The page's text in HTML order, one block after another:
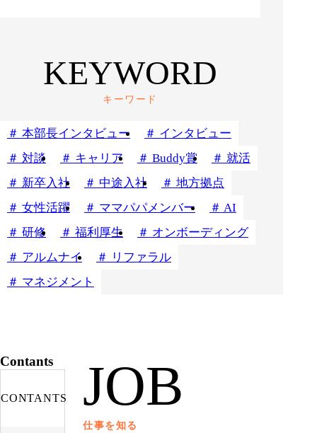
キーワード
KEYWORD
本部長インタビュー
インタビュー
対談
キャリア Buddy賞
就活
新卒入社
中途入社
地方拠点
女性活躍
ママパパメンバー
AI
研修
福利厚生
オンボーディング
アルムナイ
リファラル
マネジメント
Contants
CONTANTS
仕事を知る
JOB